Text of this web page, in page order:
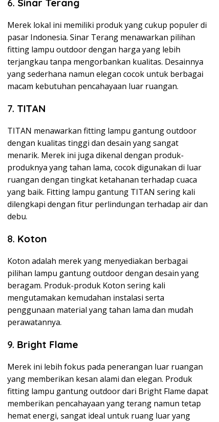
6. Sinar Terang
Merek lokal ini memiliki produk yang cukup populer di
pasar Indonesia. Sinar Terang menawarkan pilihan
fitting lampu outdoor dengan harga yang lebih
terjangkau tanpa mengorbankan kualitas. Desainnya
yang sederhana namun elegan cocok untuk berbagai
macam kebutuhan pencahayaan luar ruangan.
7. TITAN
TITAN menawarkan fitting lampu gantung outdoor
dengan kualitas tinggi dan desain yang sangat
menarik. Merek ini juga dikenal dengan produk-
produknya yang tahan lama, cocok digunakan di luar
ruangan dengan tingkat ketahanan terhadap cuaca
yang baik. Fitting lampu gantung TITAN sering kali
dilengkapi dengan fitur perlindungan terhadap air dan
debu.
8. Koton
Koton adalah merek yang menyediakan berbagai
pilihan lampu gantung outdoor dengan desain yang
beragam. Produk-produk Koton sering kali
mengutamakan kemudahan instalasi serta
penggunaan material yang tahan lama dan mudah
perawatannya.
9. Bright Flame
Merek ini lebih fokus pada penerangan luar ruangan
yang memberikan kesan alami dan elegan. Produk
fitting lampu gantung outdoor dari Bright Flame dapat
memberikan pencahayaan yang terang namun tetap
hemat energi, sangat ideal untuk ruang luar yang